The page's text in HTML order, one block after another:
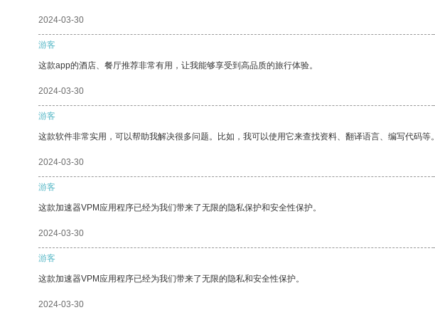
2024-03-30
游客
这款app的酒店、餐厅推荐非常有用，让我能够享受到高品质的旅行体验。
2024-03-30
游客
这款软件非常实用，可以帮助我解决很多问题。比如，我可以使用它来查找资料、翻译语言、编写代码等。
2024-03-30
游客
这款加速器VPM应用程序已经为我们带来了无限的隐私保护和安全性保护。
2024-03-30
游客
这款加速器VPM应用程序已经为我们带来了无限的隐私和安全性保护。
2024-03-30